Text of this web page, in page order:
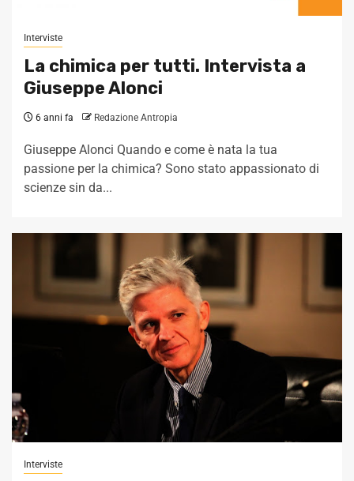
Interviste
La chimica per tutti. Intervista a
Giuseppe Alonci
6 anni fa Redazione Antropia
Giuseppe Alonci Quando e come è nata la tua
passione per la chimica? Sono stato appassionato di
scienze sin da...
Interviste